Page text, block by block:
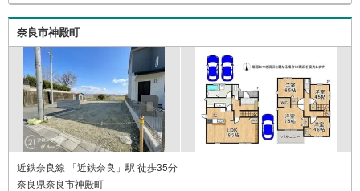
引渡し後に必要になったお家のリフォームも弊社のリフォ
ームプランナーがご提案！5.定期的にご連絡を繋ぎ、有事
の際に迅速にサポートいたします弊社は専門家同士が連携
をとっているため、より多くの知見がございます。
奈良市神殿町
近鉄奈良線 「近鉄奈良」駅 徒歩35分
奈良県奈良市神殿町